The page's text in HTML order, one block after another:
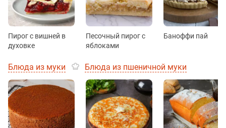
Пирог с вишней в
духовке
Песочный пирог с
яблоками
Баноффи пай
Блюда из муки Блюда из пшеничной муки